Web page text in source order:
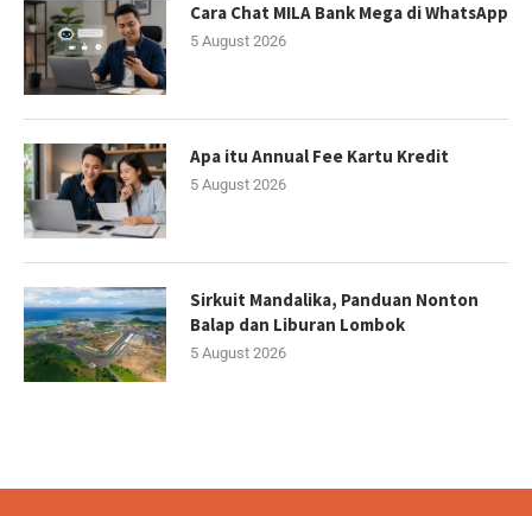
Cara Chat MILA Bank Mega di WhatsApp
5 August 2026
Apa itu Annual Fee Kartu Kredit
5 August 2026
Sirkuit Mandalika, Panduan Nonton
Balap dan Liburan Lombok
5 August 2026